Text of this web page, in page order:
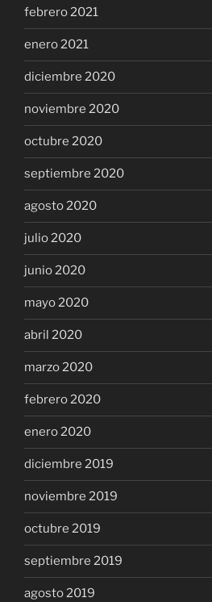
febrero 2021
enero 2021
diciembre 2020
noviembre 2020
octubre 2020
septiembre 2020
agosto 2020
julio 2020
junio 2020
mayo 2020
abril 2020
marzo 2020
febrero 2020
enero 2020
diciembre 2019
noviembre 2019
octubre 2019
septiembre 2019
agosto 2019